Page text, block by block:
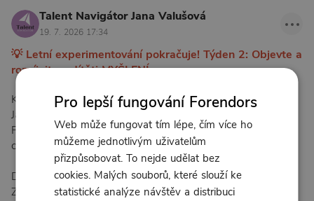
Talent Navigátor Jana Valušová
19. 7. 2026 17:34
💡 Letní experimentování pokračuje! Týden 2: Objevte a
rozvíjejte v dítěti MYŠLENÍ
Krásný den všem objevitelům! 👋
Jak jsem slíbila, naše prázdninová jízda pokračuje.
Přestáváme si lámat hlavu nad tím, jak děti zabavit, a
cíleně (ale zábavně!) experimentujeme.
Dnes společně otevíráme druhý ze 6 zájmových směrů.
Zaměříme se na typ, kterému říkáme Myšlení…
Pro lepší fungování Forendors
Web může fungovat tím lépe, čím více ho
můžeme jednotlivým uživatelům
přizpůsobovat. To nejde udělat bez
cookies. Malých souborů, které slouží ke
statistické analýze návštěv a distribuci